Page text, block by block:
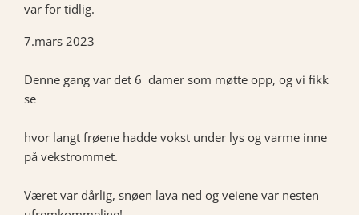
var for tidlig.
7.mars 2023
Denne gang var det 6 damer som møtte opp, og vi fikk
se
hvor langt frøene hadde vokst under lys og varme inne
på vekstrommet.
Været var dårlig, snøen lava ned og veiene var nesten